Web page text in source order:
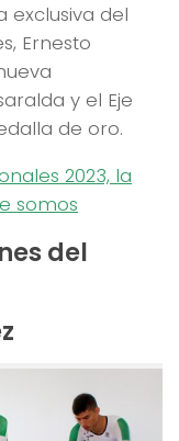
exclusiva del
Ernesto
y el Eje
de oro.
2023, la
somos
del